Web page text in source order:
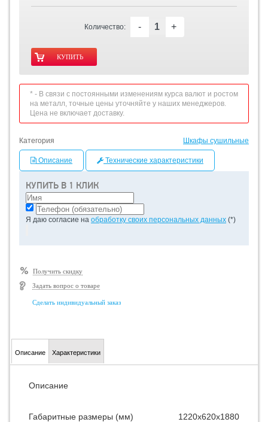
КУПИТЬ В 1 КЛИК
Я даю согласие на обработку своих персональных данных (*)
Получить скидку
Задать вопрос о товаре
Сделать индивидуальный заказ
Количество: - +
* - В связи с постоянными изменениям курса валют и ростом
на металл, точные цены уточняйте у наших менеджеров.
Цена не включает доставку.
Категория Шкафы сушильные
Описание Технические характеристики
Описание Характеристики
Описание
Габаритные размеры (мм)
1220х620х1880